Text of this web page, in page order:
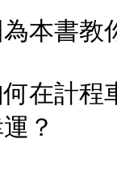
書教
計程車
？